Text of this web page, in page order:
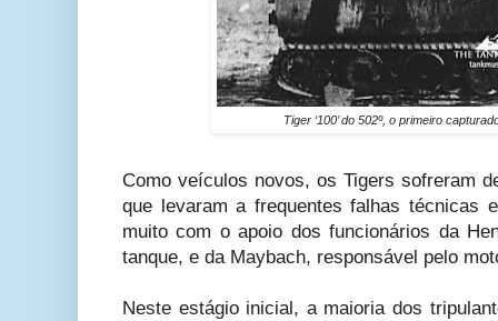
Tiger ‘100’ do 502º, o primeiro
Como veículos novos, os Tigers sofreram
que levaram a frequentes falhas técnicas
muito com o apoio dos funcionários da
tanque, e da Maybach, responsável pelo
Neste estágio inicial, a maioria dos